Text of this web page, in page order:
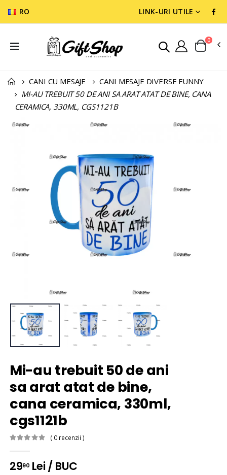
RO LINK-URI UTILE
0
CANI CU MESAJE
CANI MESAJE DIVERSE FUNNY
MI-AU TREBUIT 50 DE ANI SA ARAT ATAT DE BINE, CANA
CERAMICA, 330ML, CGS1121B
Mi-au trebuit 50 de ani
sa arat atat de bine,
cana ceramica, 330ml,
cgs1121b
( 0 recenzii )
2990 Lei / BUC